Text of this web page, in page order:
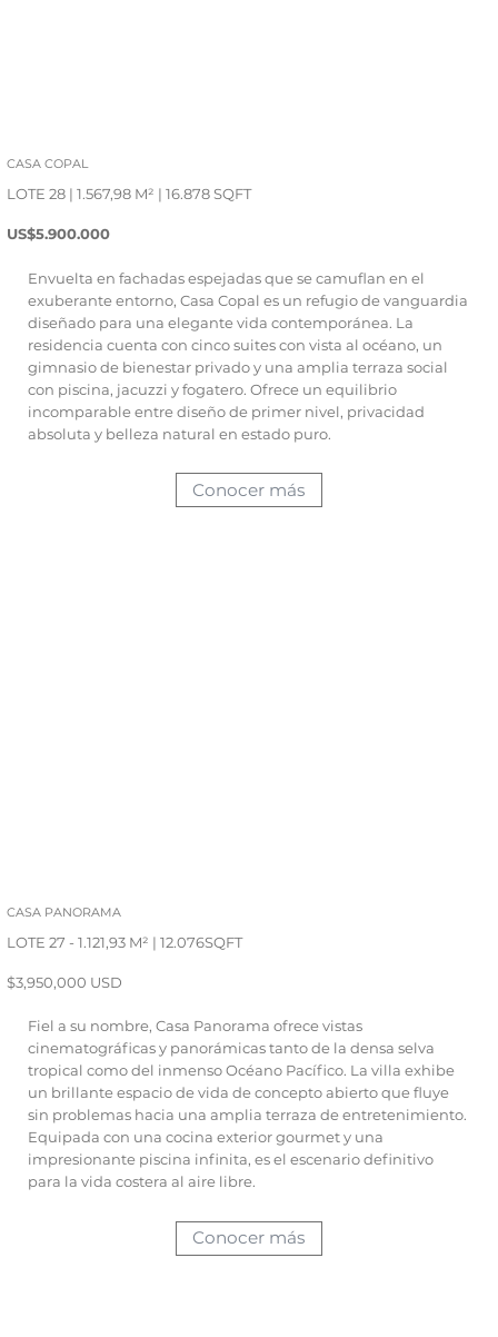
CASA COPAL
LOTE 28 | 1.567,98 M² | 16.878 SQFT
US$5.900.000
Envuelta en fachadas espejadas que se camuflan en el
exuberante entorno, Casa Copal es un refugio de vanguardia
diseñado para una elegante vida contemporánea. La
residencia cuenta con cinco suites con vista al océano, un
gimnasio de bienestar privado y una amplia terraza social
con piscina, jacuzzi y fogatero. Ofrece un equilibrio
incomparable entre diseño de primer nivel, privacidad
absoluta y belleza natural en estado puro.
Conocer más
CASA PANORAMA
LOTE 27 - 1.121,93 M² | 12.076SQFT
$3,950,000 USD
Fiel a su nombre, Casa Panorama ofrece vistas
cinematográficas y panorámicas tanto de la densa selva
tropical como del inmenso Océano Pacífico. La villa exhibe
un brillante espacio de vida de concepto abierto que fluye
sin problemas hacia una amplia terraza de entretenimiento.
Equipada con una cocina exterior gourmet y una
impresionante piscina infinita, es el escenario definitivo
para la vida costera al aire libre.
Conocer más